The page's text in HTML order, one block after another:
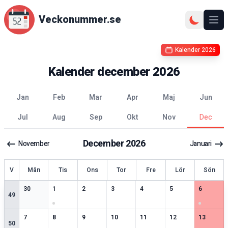
Veckonummer.se
Kalender 2026
Kalenderdecember2026
jan feb mar apr maj
jun
jul
aug sep okt nov dec
November December2026 Januari
Vecka Mån Tis Ons Tor Fre Lör Sön
49
30
2speciella datum
13 speciella datum
2
2speciella datum
3
2speciella datum
4
2speciella datum
5
1speciella datum
6
3
50
7
2speciella datum
8
1speciella datum
9
1speciella datum
10
3speciella datum
11
2speciella datum
12
2speciella datum
13
3